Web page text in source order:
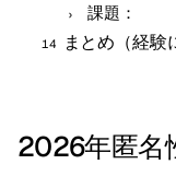
課題：
まとめ（経験
2026年匿名